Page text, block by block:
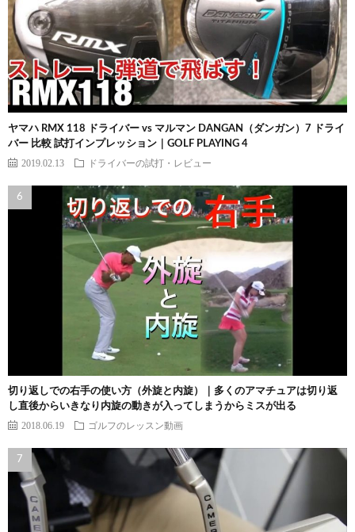
ヤマハ RMX 118 ドライバー vs マルマン DANGAN（ダンガン）7 ドライ
バー 比較 試打インプレッション｜GOLF PLAYING 4
2019.02.13 ドライバーの試打・レビュー
切り返しでの右手の使い方（外旋と内旋）｜多くのアマチュアは切り返
し直後からいきなり内旋の動きが入ってしまうからミスが出る
2018.06.19 ゴルフのレッスン動画